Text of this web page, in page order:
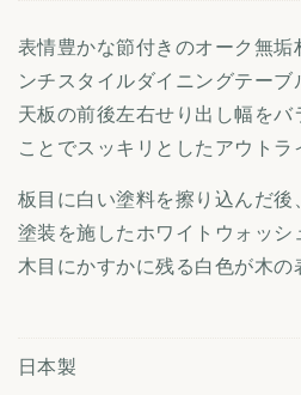
表情豊かな節付きのオーク無垢
ンチスタイルダイニングテーブ
天板の前後左右せり出し幅をバ
ことでスッキリとしたアウト
板目に白い塗料を擦り込んだ
塗装を施したホワイトウォッシ
木目にかすかに残る白色が木の
日本製